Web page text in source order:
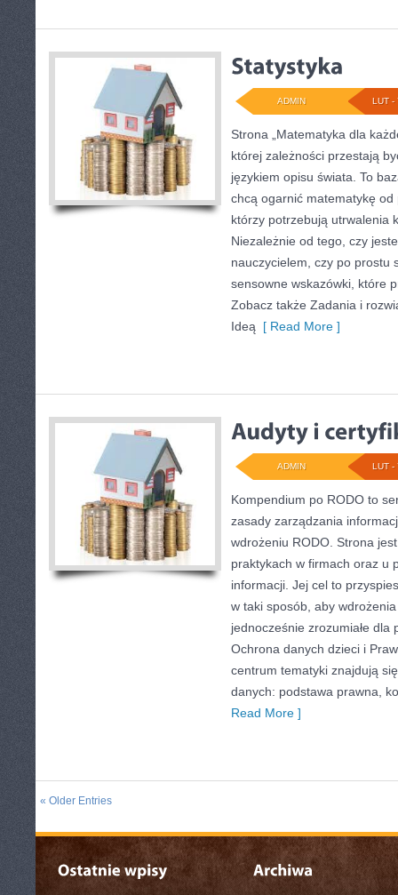
LUT -
ADMIN
Strona „Matematyka dla
której zależności przestają
językiem opisu świata. To
chcą ogarnić matematykę
którzy potrzebują utrwalenia
Niezależnie od tego, czy
nauczycielem, czy po prostu
sensowne wskazówki, które
Zobacz także Zadania i
Ideą [ Read More ]
LUT -
ADMIN
Kompendium po RODO to
zasady zarządzania
wdrożeniu RODO. Strona
praktykach w firmach oraz u
informacji. Jej cel to
w taki sposób, aby wdrożenia
jednocześnie zrozumiałe dla
Ochrona danych dzieci i
centrum tematyki znajdują
danych: podstawa prawna,
Read More ]
« Older Entries